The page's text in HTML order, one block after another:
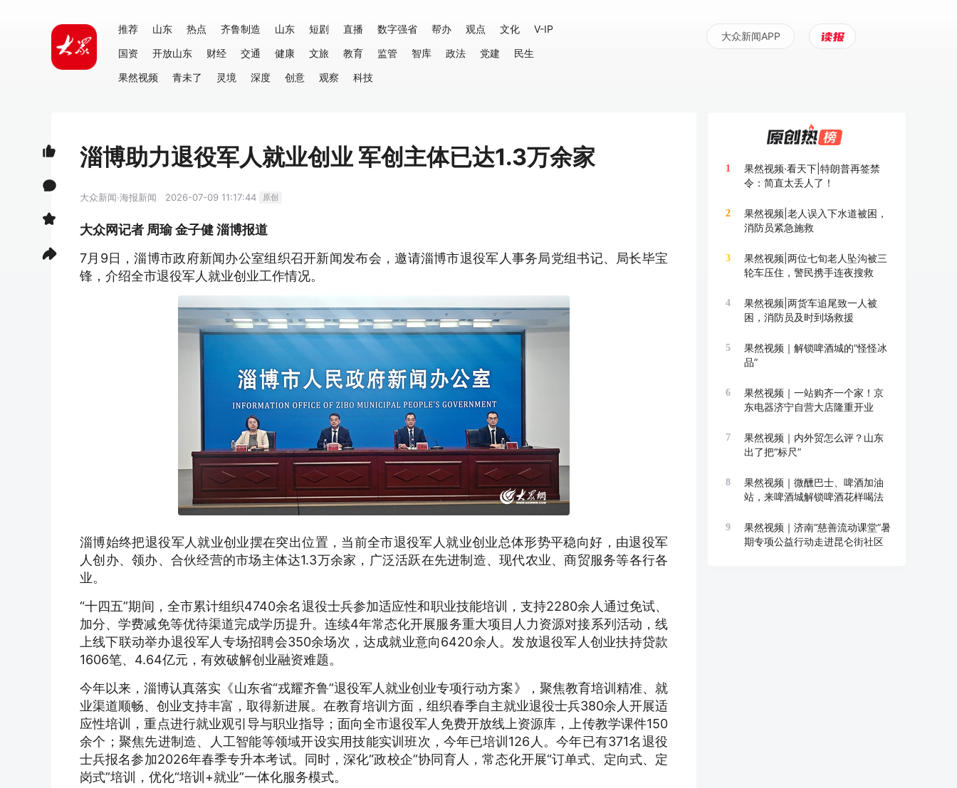
推荐 山东 热点 齐鲁制造 山东 短剧 直播 数字强省 帮办 观点 文化
V-IP
国资
开放山东 财经 交通 健康 文旅 教育 监管 智库 政法 党建
民生
果然视频
青未了 灵境 深度 创意 观察 科技
大众新闻APP
淄博助力退役军人就业创业 军创主体已达1.3万余家
大众新闻·海报新闻 2026-07-09 11:17:44 原创
大众网记者 周瑜 金子健 淄博报道
7月9日，淄博市政府新闻办公室组织召开新闻发布会，邀请淄博市退役军人事务局党组书记、局长毕宝
锋，介绍全市退役军人就业创业工作情况。
淄博始终把退役军人就业创业摆在突出位置，当前全市退役军人就业创业总体形势平稳向好，由退役军
人创办、领办、合伙经营的市场主体达1.3万余家，广泛活跃在先进制造、现代农业、商贸服务等各行各
业。
“十四五”期间，全市累计组织4740余名退役士兵参加适应性和职业技能培训，支持2280余人通过免试、
加分、学费减免等优待渠道完成学历提升。连续4年常态化开展服务重大项目人力资源对接系列活动，线
上线下联动举办退役军人专场招聘会350余场次，达成就业意向6420余人。发放退役军人创业扶持贷款
1606笔、4.64亿元，有效破解创业融资难题。
今年以来，淄博认真落实《山东省“戎耀齐鲁”退役军人就业创业专项行动方案》，聚焦教育培训精准、就
业渠道顺畅、创业支持丰富，取得新进展。在教育培训方面，组织春季自主就业退役士兵380余人开展适
应性培训，重点进行就业观引导与职业指导；面向全市退役军人免费开放线上资源库，上传教学课件150
余个；聚焦先进制造、人工智能等领域开设实用技能实训班次，今年已培训126人。今年已有371名退役
士兵报名参加2026年春季专升本考试。同时，深化“政校企”协同育人，常态化开展“订单式、定向式、定
岗式”培训，优化“培训+就业”一体化服务模式。
1
果然视频·看天下|特朗普再签禁
令：简直太丢人了！
2
果然视频|老人误入下水道被困，
消防员紧急施救
3
果然视频|两位七旬老人坠沟被三
轮车压住，警民携手连夜搜救
4
果然视频|两货车追尾致一人被
困，消防员及时到场救援
5
果然视频｜解锁啤酒城的“怪怪冰
品”
6
果然视频｜一站购齐一个家！京
东电器济宁自营大店隆重开业
7
果然视频｜内外贸怎么评？山东
出了把“标尺”
8
果然视频｜微醺巴士、啤酒加油
站，来啤酒城解锁啤酒花样喝法
9
果然视频｜济南“慈善流动课堂”暑
期专项公益行动走进昆仑街社区